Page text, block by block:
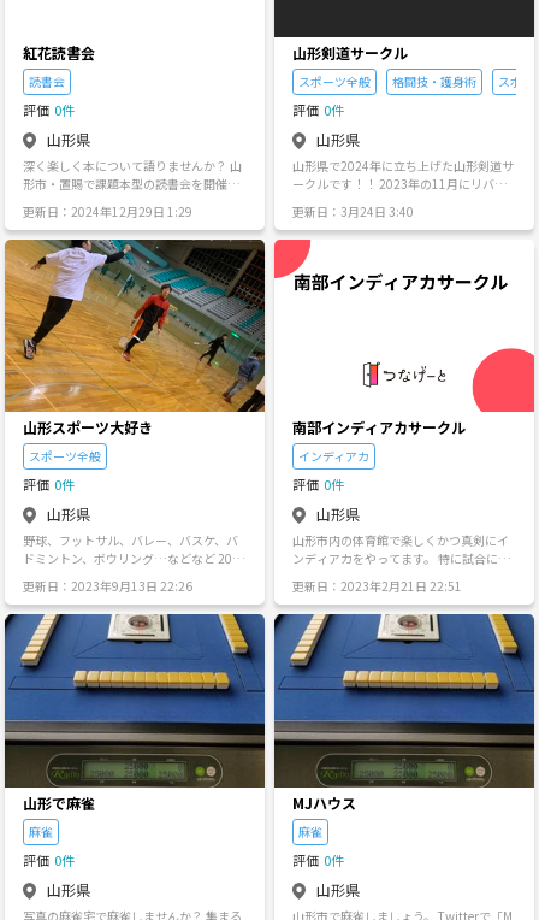
紅花読書会
読書会
評価 0件
山形県
深く楽しく本について語りませんか？ 山
形市・置賜で課題本型の読書会を開催し
で、国内から海外の文学作品です。 初心
者の方や聴くだけの方も歓迎です。
更新日：2024年12月29日 1:29
山形剣道サークル
スポーツ全般 格闘技・護身術 スポー
評価 0件
山形県
山形県で2024年に立ち上げた山形剣道サ
ークルです！！ 2023年の11月にリバ剣
参加しやすいサークルを作りたいと思
い、サークルを立ち上げました。 〈山形
剣道サークルの強み✨️〉 多方面の剣道サ
ークルや道場・学校とも協力を行い活動
しています！ 様々な稽古会、イベント、
計21回の稽古を行いました！ 稽古だけで
なく、様々な取り組みを行っています。
〈活動場所〉 ・山形県村山市の武道館 稀
に山形市の武道館や、他の武道館も使っ
ています。 ただ稽古を行うだけでなく、
人数が多く集まれば各種イベントを開い
たり広く活動をしていきたいと考えてい
ます！ ご興味のある方は山形剣道サーク
ルの稽古に参加したい旨をDMにてお伝え
ください！ お待ちしております✨️ #山形
更新日：3月24日 3:40
山形スポーツ大好き
スポーツ全般
評価 0件
山形県
野球、フットサル、バレー、バスケ、バ
ドミントン、ボウリング…などなど 20か
っております。 経験者から未経験者みん
なでしているので楽しくスポーツしよ
う！がモットーです👍 ガチで行いたい人
は物足りないかと思います！ 気になる方
いましたらよろしくお願いします✨
更新日：2023年9月13日 22:26
南部インディアカサークル
インディアカ
評価 0件
山形県
山形市内の体育館で楽しくかつ真剣にイ
ンディアカをやってます。 特に試合に勝
ら40歳くらいの男女でバレーボール経験
者、インディアカ経験者、又はぜひやっ
てみたいと思うガッツのある方を探して
います。
更新日：2023年2月21日 22:51
山形で麻雀
麻雀
評価 0件
山形県
写真の麻雀宅で麻雀しませんか？ 集まる
MJハウス
麻雀
評価 0件
山形県
山形市で麻雀しましょう。 Twitterで「M